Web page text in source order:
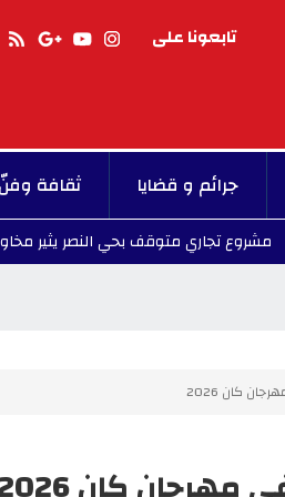
تابعونا على
جرائم و قضايا ثقافة وفنّ
متوقف بحي النصر يثير مخاوف وقلق
كان 2026